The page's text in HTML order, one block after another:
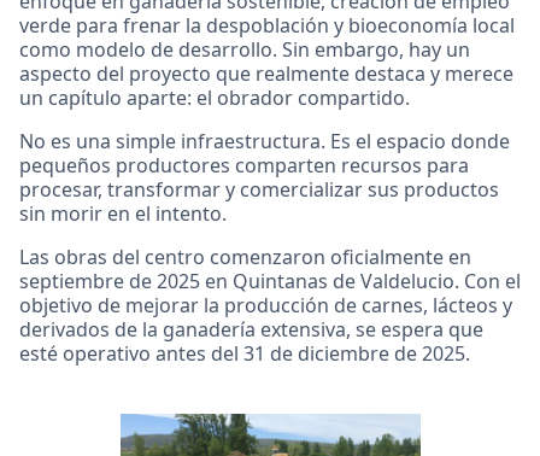
verde para frenar la despoblación y bioeconomía local
como modelo de desarrollo. Sin embargo, hay un
aspecto del proyecto que realmente destaca y merece
un capítulo aparte: el obrador compartido.
No es una simple infraestructura. Es el espacio donde
pequeños productores comparten recursos para
procesar, transformar y comercializar sus productos
sin morir en el intento.
Las obras del centro comenzaron oficialmente en
septiembre de 2025 en Quintanas de Valdelucio. Con el
objetivo de mejorar la producción de carnes, lácteos y
derivados de la ganadería extensiva, se espera que
esté operativo antes del 31 de diciembre de 2025.